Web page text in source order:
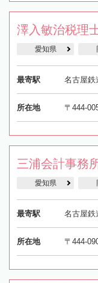
澤入敏治税理
愛知県
最寄駅 名古屋鉄
所在地 〒444-
三浦会計事務
愛知県
最寄駅 名古屋鉄
所在地 〒444-